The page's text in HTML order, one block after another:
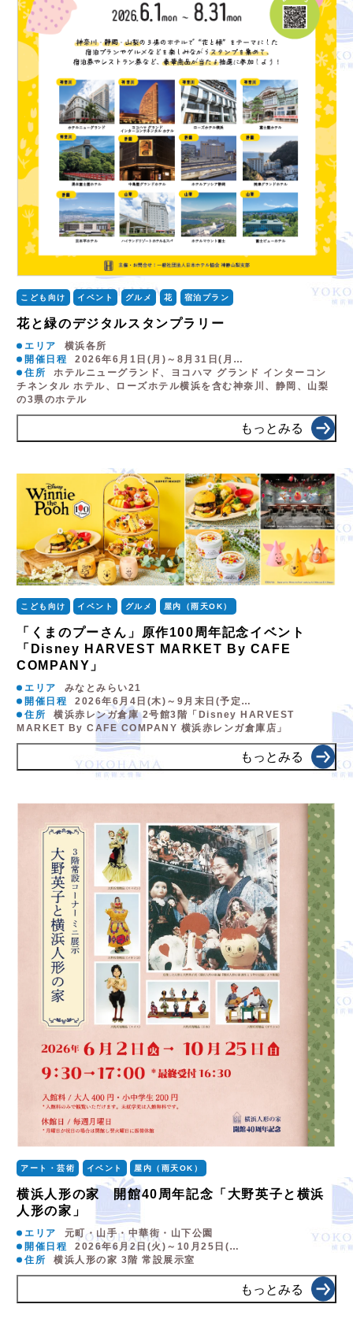
こども向け イベント グルメ 花 宿泊プラン
花と緑のデジタルスタンプラリー
エリア
横浜各所
開催日程
2026年6月1日(月)～8月31日(月…
住所
ホテルニューグランド、ヨコハマ グランド インターコン
チネンタル ホテル、ローズホテル横浜を含む神奈川、静岡、山梨
の3県のホテル
もっとみる
こども向け イベント グルメ 屋内（雨天OK）
「くまのプーさん」原作100周年記念イベント
「Disney HARVEST MARKET By CAFE
COMPANY」
エリア
みなとみらい21
開催日程
2026年6月4日(木)～9月末日(予定…
住所
横浜赤レンガ倉庫 2号館3階「Disney HARVEST
MARKET By CAFE COMPANY 横浜赤レンガ倉庫店」
もっとみる
アート・芸術 イベント 屋内（雨天OK）
横浜人形の家 開館40周年記念「大野英子と横浜
人形の家」
エリア
元町・山手・中華街・山下公園
開催日程
2026年6月2日(火)～10月25日(…
住所
横浜人形の家 3階 常設展示室
もっとみる